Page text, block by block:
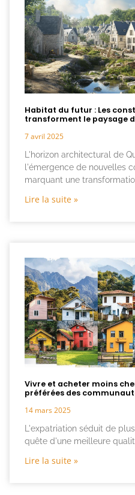
Habitat du futur : Les
transforment le paysage
7 avril 2025
L'horizon architectural de
l'émergence de nouvelles
marquant une
Lire la suite »
Vivre et acheter moins
préférées des
14 mars 2025
L'expatriation séduit de
quête d'une meilleure
Lire la suite »